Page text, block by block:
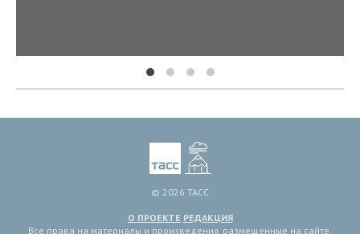
© 2026 ТАСС
О ПРОЕКТЕ РЕДАКЦИЯ
Все права на материалы и произведения, размещенные на сайте,